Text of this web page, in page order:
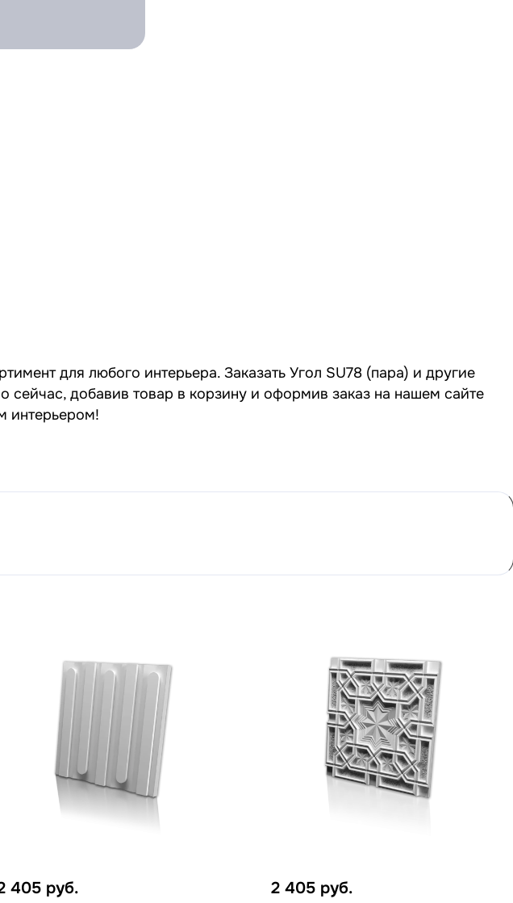
для любого интерьера. Заказать Угол SU78 (пара) и другие
добавив товар в корзину и оформив заказ на нашем сайте
интерьером!
405 руб. 2 405 руб.